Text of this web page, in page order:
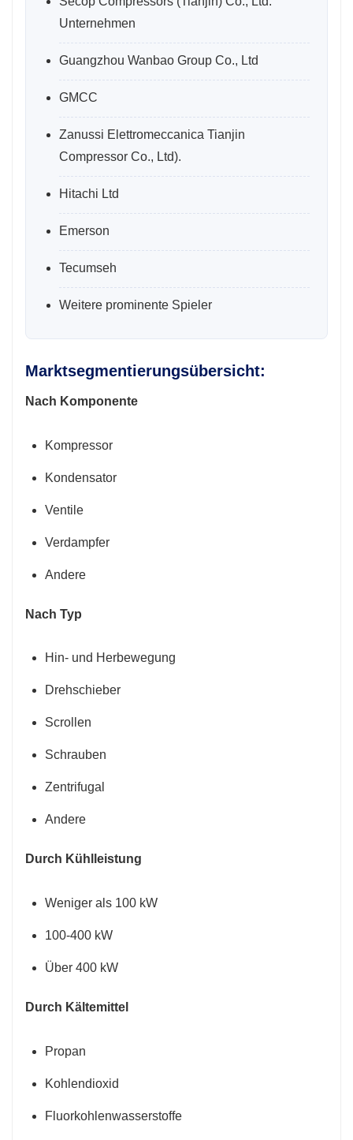
Unternehmen
Guangzhou Wanbao Group Co., Ltd
GMCC
Zanussi Elettromeccanica Tianjin
Compressor Co., Ltd).
Hitachi Ltd
Emerson
Tecumseh
Weitere prominente Spieler
Marktsegmentierungsübersicht:
Nach Komponente
Kompressor
Kondensator
Ventile
Verdampfer
Andere
Nach Typ
Hin- und Herbewegung
Drehschieber
Scrollen
Schrauben
Zentrifugal
Andere
Durch Kühlleistung
Weniger als 100 kW
100-400 kW
Über 400 kW
Durch Kältemittel
Propan
Kohlendioxid
Fluorkohlenwasserstoffe